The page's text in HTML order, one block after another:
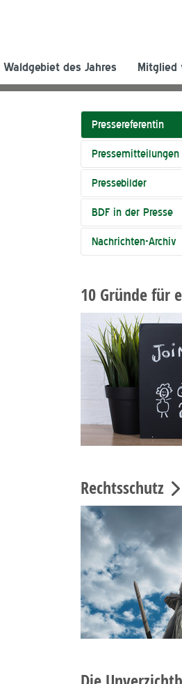
Waldgebiet des Jahres Mitglied
Pressereferentin
Pressemitteilungen
Pressebilder
BDF in der Presse
Nachrichten-Archiv
10 Gründe für
Rechtsschutz